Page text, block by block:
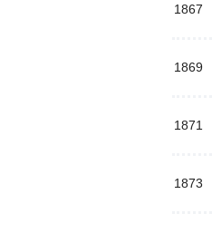
1867
1869
1871
1873